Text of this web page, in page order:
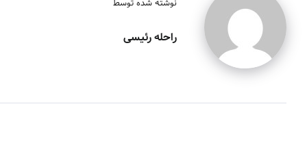
نوشته شده توسط
راحله رئیسی